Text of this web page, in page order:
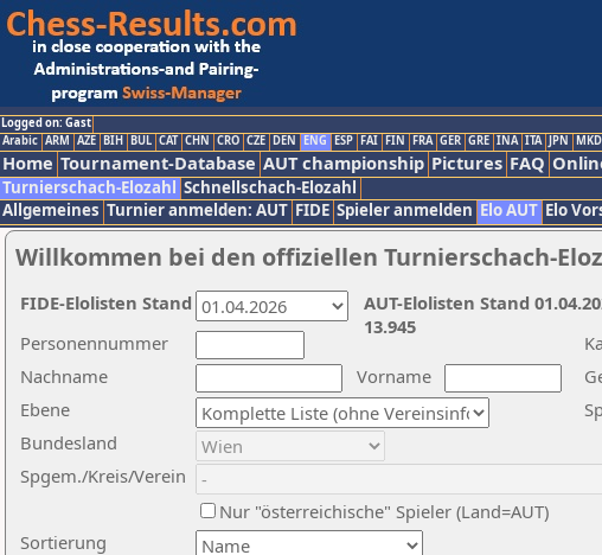
Logged on: Gast
Arabic ARM AZE BIH BUL CAT CHN CRO CZE DEN ENG ESP FAI FIN FRA GER GRE INA ITA JPN MKD
Home Tournament-Database AUT championship Pictures FAQ
Turnierschach-Elozahl Schnellschach-Elozahl
Allgemeines Turnier anmelden: AUT FIDE Spieler anmelden Elo AUT Elo
Willkommen bei den offiziellen Turnierschach-
Nachname
Vorname
Ebene
Sortierung
Personennummer
Bundesland
Spgem./Kreis/Verein
Nur "österreichische" Spieler (Land=AUT)
AUT-Elolisten Stand
13.945
FIDE-Elolisten Stand